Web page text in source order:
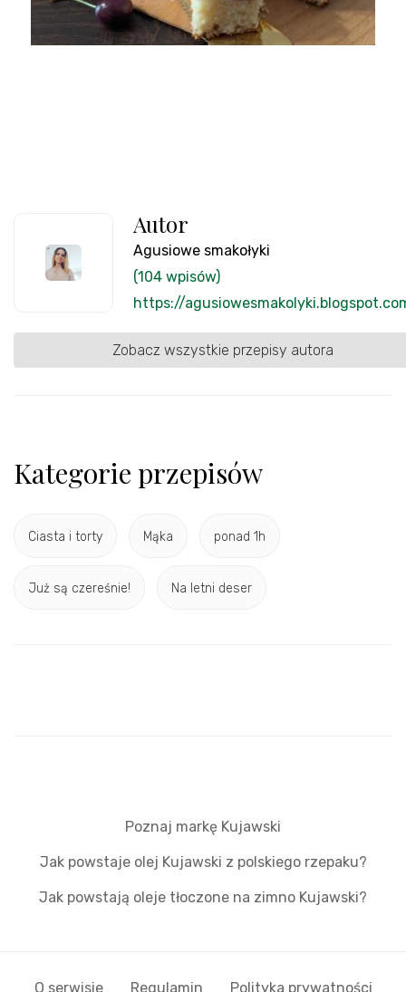
Autor
Agusiowe smakołyki
(104 wpisów)
https://
Zobacz wszystkie przepisy autora
Kategorie przepisów
Ciasta i torty Mąka ponad 1h
Już są czereśnie! Na letni deser
Poznaj markę Kujawski
Jak powstaje olej Kujawski z polskiego rzepaku?
Jak powstają oleje tłoczone na zimno Kujawski?
O serwisie Regulamin Polityka prywatności